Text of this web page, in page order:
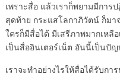
เพราะสื่อ แล้วเราก็พยามมีการ
สุดท้าย กระแสโลกาภิวัตน์ ก็มา
ใครก็มีสื่อได้ มีเสรีภาพมากเหลื
เป็นสื่ออินเตอร์เน็ต อันนี้เป็นปั
เราจะทำอย่างไรให้สื่อได้รับก